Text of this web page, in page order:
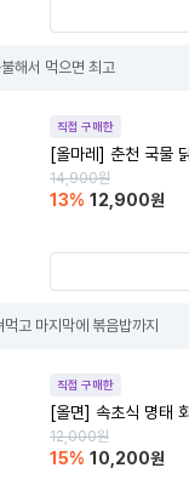
해서 먹으면 최고
직접 구매한
[올마레] 춘천 국물
14,900원
13% 12,900원
고 마지막에 볶음밥까지
직접 구매한
[올면] 속초식 명태
12,000원
15% 10,200원